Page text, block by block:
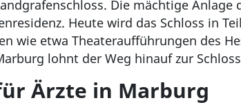
Die mächtige
Heute wird das Schloss in
wie etwa Theateraufführungen des
lohnt der Weg hinauf zur
Ärzte in Marburg